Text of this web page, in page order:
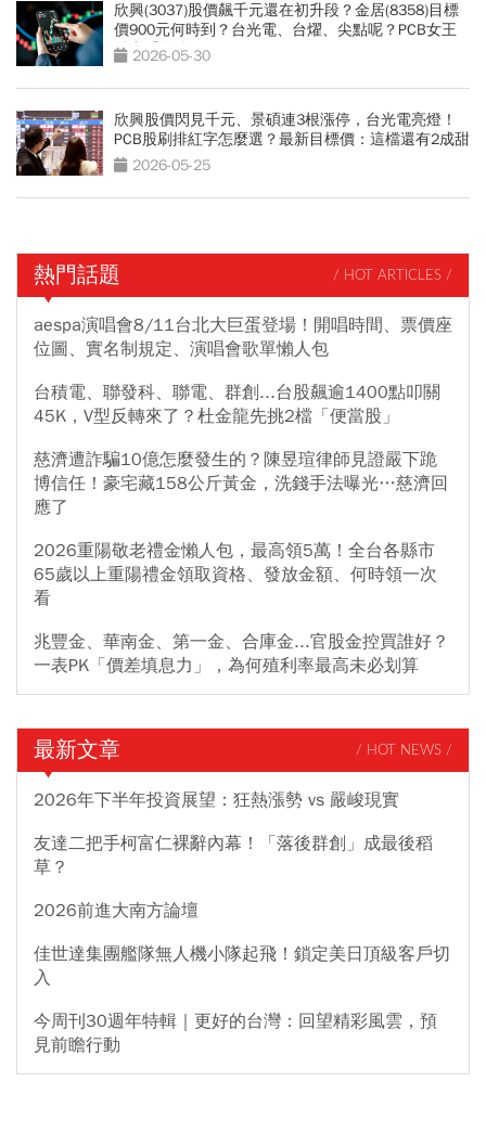
欣興(3037)股價飆千元還在初升段？金居(8358)目標
價900元何時到？台光電、台燿、尖點呢？PCB女王
點出「最強黑馬」
2026-05-30
欣興股價閃見千元、景碩連3根漲停，台光電亮燈！
PCB股刷排紅字怎麼選？最新目標價：這檔還有2成甜
頭 2026-05-25
熱門話題 / HOT ARTICLES /
aespa演唱會8/11台北大巨蛋登場！開唱時間、票價座
位圖、實名制規定、演唱會歌單懶人包
台積電、聯發科、聯電、群創...台股飆逾1400點叩關
45K，V型反轉來了？杜金龍先挑2檔「便當股」
慈濟遭詐騙10億怎麼發生的？陳昱瑄律師見證嚴下跪
博信任！豪宅藏158公斤黃金，洗錢手法曝光…慈濟回
應了
2026重陽敬老禮金懶人包，最高領5萬！全台各縣市
65歲以上重陽禮金領取資格、發放金額、何時領一次
看
兆豐金、華南金、第一金、合庫金...官股金控買誰好？
一表PK「價差填息力」，為何殖利率最高未必划算
最新文章 / HOT NEWS /
2026年下半年投資展望：狂熱漲勢 vs 嚴峻現實
友達二把手柯富仁裸辭內幕！「落後群創」成最後稻
草？
2026前進大南方論壇
佳世達集團艦隊無人機小隊起飛！鎖定美日頂級客戶切
入
今周刊30週年特輯｜更好的台灣：回望精彩風雲，預
見前瞻行動